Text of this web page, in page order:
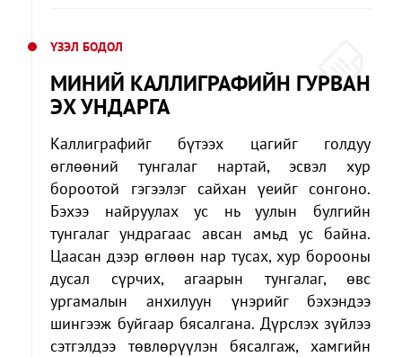
ҮЗЭЛ БОДОЛ
МИНИЙ КАЛЛИГРАФИЙН ГУРВАН
ЭХ УНДАРГА
Каллиграфийг бүтээх цагийг голдуу
өглөөний тунгалаг нартай, эсвэл хур
бороотой гэгээлэг сайхан үеийг сонгоно.
Бэхээ найруулах ус нь уулын булгийн
тунгалаг ундрагаас авсан амьд ус байна.
Цаасан дээр өглөөн нар тусах, хур борооны
дусал сүрчих, агаарын тунгалаг, өвс
ургамалын анхилуун үнэрийг бэхэндээ
шингээж буйгаар бясалгана. Дүрслэх зүйлээ
сэтгэлдээ төвлөрүүлэн бясалгаж, хамгийн